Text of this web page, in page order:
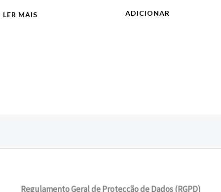
LER MAIS ADICIONAR
Regulamento Geral de Protecção de Dados (RGPD)